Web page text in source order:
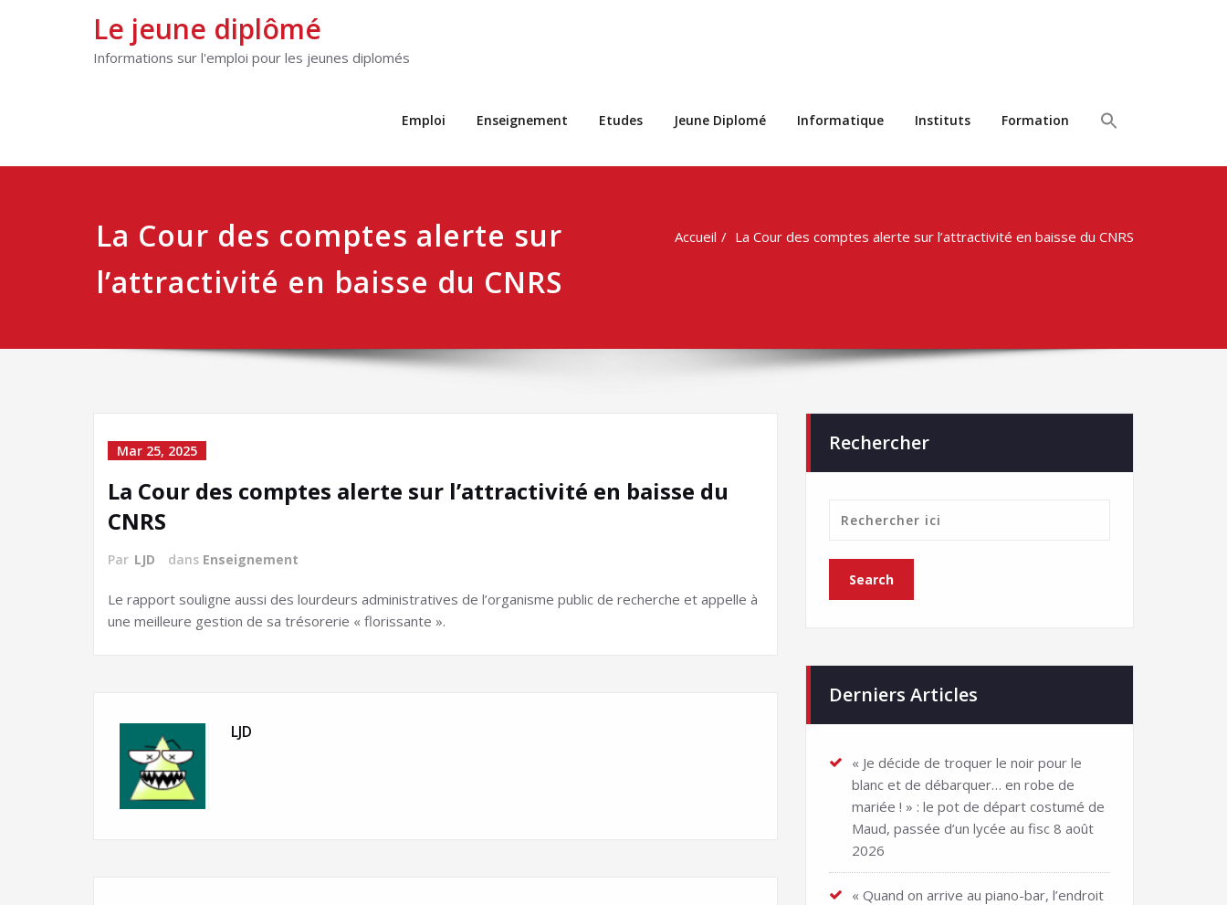
Le jeune diplômé
Informations sur l'emploi pour les jeunes diplomés
Emploi Enseignement Etudes Jeune Diplomé Informatique Instituts Formation
La Cour des comptes alerte sur
l’attractivité en baisse du CNRS
Accueil La Cour des comptes alerte sur l’attractivité en baisse du CNRS
Mar 25, 2025
La Cour des comptes alerte sur l’attractivité en baisse du
CNRS
Par LJD dans Enseignement
Le rapport souligne aussi des lourdeurs administratives de l’organisme public de recherche et appelle à
une meilleure gestion de sa trésorerie « florissante ».
LJD
Rechercher
Derniers Articles
« Je décide de troquer le noir pour le
blanc et de débarquer… en robe de
mariée ! » : le pot de départ costumé de
Maud, passée d’un lycée au fisc 8 août
2026
« Quand on arrive au piano-bar, l’endroit